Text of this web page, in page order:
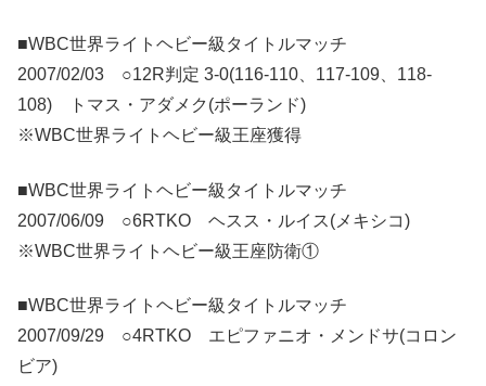
■WBC世界ライトヘビー級タイトルマッチ
2007/02/03 ○12R判定 3-0(116-110、117-109、118-
108) トマス・アダメク(ポーランド)
※WBC世界ライトヘビー級王座獲得
■WBC世界ライトヘビー級タイトルマッチ
2007/06/09 ○6RTKO ヘスス・ルイス(メキシコ)
※WBC世界ライトヘビー級王座防衛①
■WBC世界ライトヘビー級タイトルマッチ
2007/09/29 ○4RTKO エピファニオ・メンドサ(コロン
ビア)